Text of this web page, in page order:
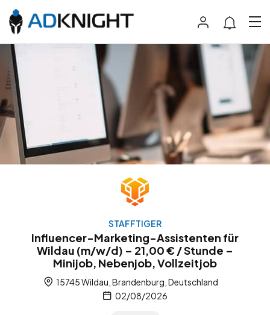
STAFFTIGER
Influencer-Marketing-Assistenten für
Wildau (m/w/d) – 21,00 € / Stunde –
Minijob, Nebenjob, Vollzeitjob
15745 Wildau, Brandenburg, Deutschland
02/08/2026